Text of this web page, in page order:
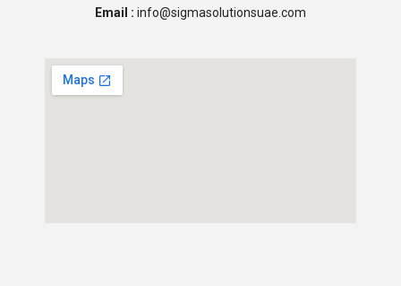
Email : info@sigmasolutionsuae.com